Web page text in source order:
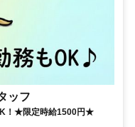
ッフ
】日払いOK！★限定時給1500円★